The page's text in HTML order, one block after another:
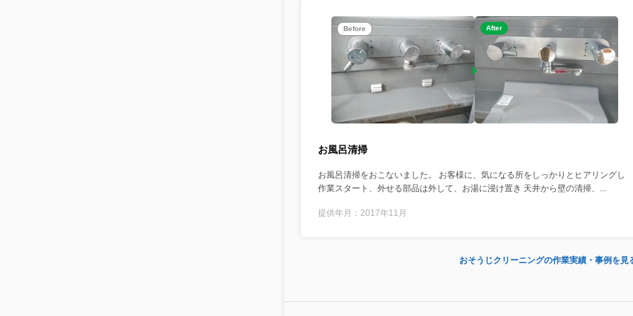
Before After
お風呂清掃
お風呂清掃をおこないました。 お客様に、気になる所をしっかりとヒアリングし
作業スタート、外せる部品は外して、お湯に浸け置き 天井から壁の清掃、...
提供年月：2017年11月
おそうじクリーニングの作業実績・事例を見